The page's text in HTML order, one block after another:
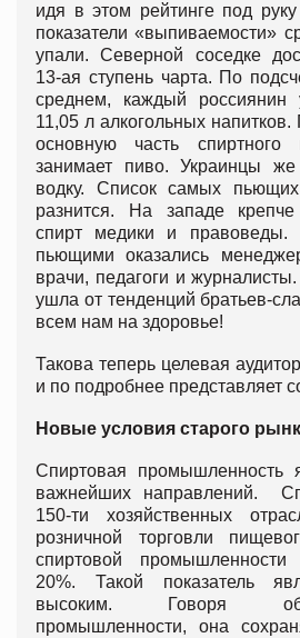
идя в этом рейтинге под
показатели «выпиваемости»
упали. Северной соседке
13-ая ступень чарта. По
среднем, каждый россиянин
11,05 л алкогольных напитков.
основную часть спиртного
занимает пиво. Украинцы
водку. Список самых
разнится. На западе
спирт медики и
пьющими оказались
врачи, педагоги и
ушла от тенденций братьев-
всем нам на здоровье!
Такова теперь целевая
и по подробнее представляет
Новые условия старого
Спиртовая промышленность
важнейших направлений.
150-ти хозяйственных
розничной торговли
спиртовой промышленности
20%. Такой показатель
высоким. Говоря об
промышленности, она